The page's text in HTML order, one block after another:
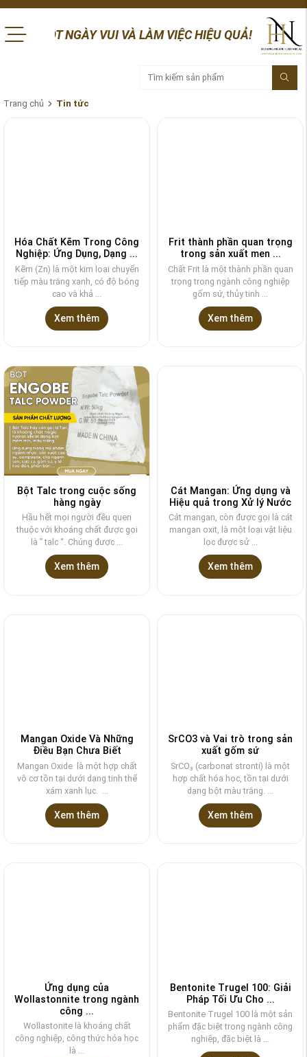
MỘT NGÀY VUI VÀ LÀM VIỆC HIỆU QUẢ! HÓA
Trang chủ Tin tức
Hóa Chất Kẽm Trong Công
Nghiệp: Ứng Dụng, Dạng ...
Kẽm (Zn) là một kim loại chuyển
tiếp màu trắng xanh, có độ bóng
cao và khả ...
Xem thêm
Frit thành phần quan trọng
trong sản xuất men ...
Chất Frit là một thành phần quan
trọng trong ngành công nghiệp
gốm sứ, thủy tinh ...
Xem thêm
Bột Talc trong cuộc sống
hàng ngày
Hầu hết mọi người đều quen
thuộc với khoáng chất được gọi
là ” talc “. Chúng được ...
Xem thêm
Cát Mangan: Ứng dụng và
Hiệu quả trong Xử lý Nước
Cát mangan, còn được gọi là cát
mangan oxit, là một loại vật liệu
lọc được sử ...
Xem thêm
Mangan Oxide Và Những
Điều Bạn Chưa Biết
Mangan Oxide là một hợp chất
vô cơ tồn tại dưới dạng tinh thể
xám xanh lục. ...
Xem thêm
SrCO3 và Vai trò trong sản
xuất gốm sứ
SrCO₃ (carbonat stronti) là một
hợp chất hóa học, tồn tại dưới
dạng bột màu trắng. ...
Xem thêm
Ứng dụng của
Wollastonnite trong ngành
công ...
Wollastonite là khoáng chất
công nghiệp, công thức hóa học
là ...
Bentonite Trugel 100: Giải
Pháp Tối Ưu Cho ...
Bentonite Trugel 100 là một sản
phẩm đặc biệt trong ngành công
nghiệp, đặc biệt là ...